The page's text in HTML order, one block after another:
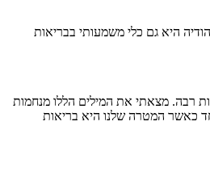
היא גם כלי משמעותי בבריאות
כתפיהם אחריות רבה. מצאתי את המילים הללו מנחמות
כאשר המטרה שלנו היא בריאות